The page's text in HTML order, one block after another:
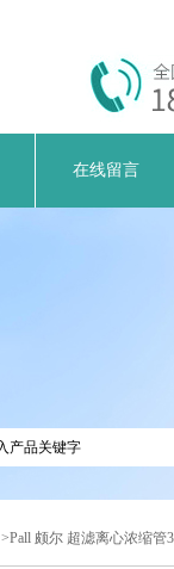
在线留言
>Pall 颇尔 超滤离心浓缩管